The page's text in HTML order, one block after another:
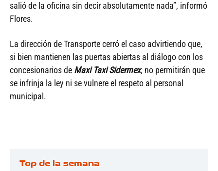
salió de la oficina sin decir absolutamente nada”, informó
Flores.
La dirección de Transporte cerró el caso advirtiendo que,
si bien mantienen las puertas abiertas al diálogo con los
concesionarios de Maxi Taxi Sidermex, no permitirán que
se infrinja la ley ni se vulnere el respeto al personal
municipal.
Top de la semana